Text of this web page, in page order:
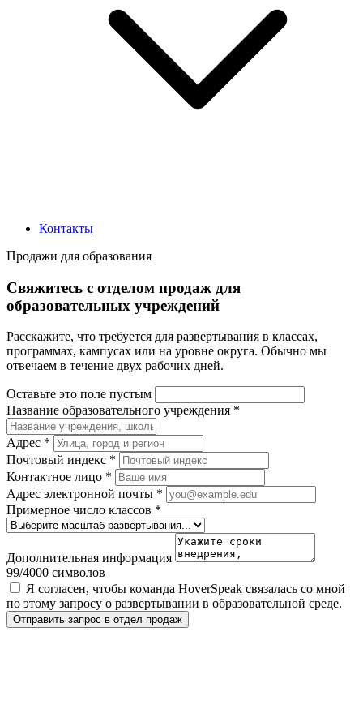
Контакты
Продажи для образования
Свяжитесь с отделом продаж для
образовательных учреждений
Расскажите, что требуется для развертывания в классах,
программах, кампусах или на уровне округа. Обычно мы
отвечаем в течение двух рабочих дней.
Оставьте это поле пустым
Название образовательного учреждения *
Адрес *
Почтовый индекс *
Контактное лицо *
Адрес электронной почты *
Примерное число классов *
Дополнительная информация
99/4000 символов
Я согласен, чтобы команда HoverSpeak связалась со мной
по этому запросу о развертывании в образовательной среде.
Отправить запрос в отдел продаж